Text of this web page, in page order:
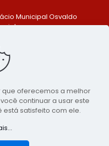
Municipal Osvaldo
PE. CEP: 553370-128
99548-1569
de Comunicação da
do Una - PE
- Agência Digital
oferecemos a melhor
continuar a usar este
está satisfeito com ele.